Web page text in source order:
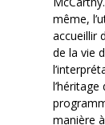
même,
accueillir
de la vie
manière